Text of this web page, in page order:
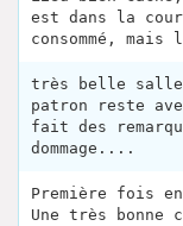
est dans la
consommé,
très belle
patron reste
fait des
dommage....
Première fois
Une très bonne